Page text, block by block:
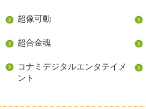
超像可動
超合金魂
コナミデジタルエンタテイメ
ント